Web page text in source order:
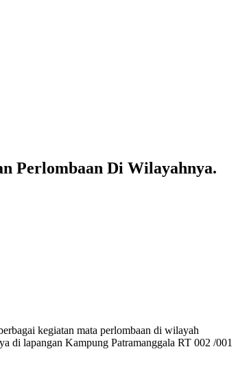
Perlombaan Di Wilayahnya.
kegiatan mata perlombaan di wilayah
di lapangan Kampung Patramanggala RT 002 /001